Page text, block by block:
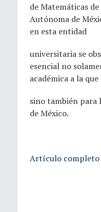
de Matemáticas
Autónoma de
en esta entidad
universitaria se
esencial no
académica a la
sino también para
de México.
Artículo completo